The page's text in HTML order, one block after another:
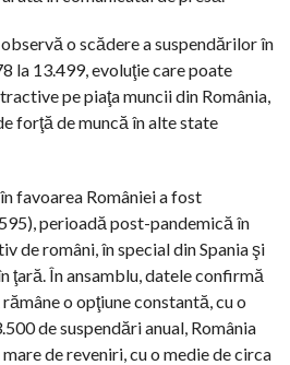
o scădere a suspendărilor în
la 13.499, evoluţie care poate
pe piaţa muncii din România,
forţă de muncă în alte state
favoarea României a fost
perioadă post-pandemică în
de români, în special din Spania şi
ţară. În ansamblu, datele confirmă
o opţiune constantă, cu o
de suspendări anual, România
de reveniri, cu o medie de circa